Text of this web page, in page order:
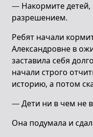
— Накормите детей,
разрешением.
Ребят начали
Александровне в
заставила себя
начали строго
историю, а потом
— Дети ни в чем не
Она подумала и